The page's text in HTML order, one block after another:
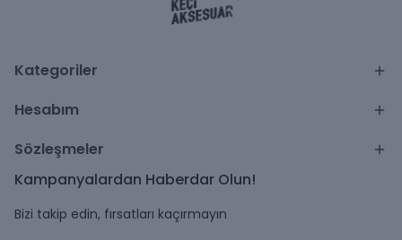
Kategoriler
Hesabım
Sözleşmeler
Kampanyalardan Haberdar Olun!
Bizi takip edin, fırsatları kaçırmayın